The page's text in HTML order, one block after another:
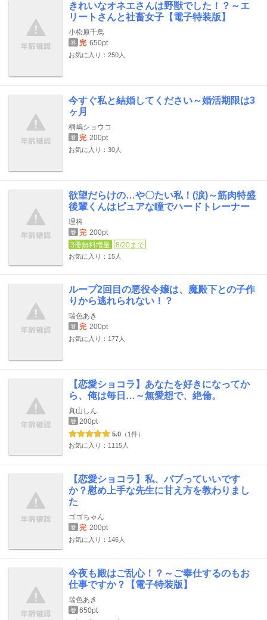
きれいなオネエさんは野獣でした！？～エ
リートさんと社畜女子【電子特装版】
小松原千鳥
巻 完 650pt
お気に入り：250人
今すぐ私と結婚してください～婚活期限は3
ヶ月
桐嶋ショウコ
巻 完 200pt
お気に入り：30人
欲望だらけの…や〇たい私！(涙)～筋肉特盛
後輩くんはピュアな瞳でハードトレーナー
理科
巻 完 200pt
3冊無料増量
8/20まで
お気に入り：15人
ループ2回目の悪役令嬢は、魔殿下との子作
りから逃れられない！？
瑞色あき
巻 完 200pt
お気に入り：177人
【恋愛ショコラ】あなたを好きになってか
ら、俺は毎日…～無愛想で、絶倫。
真山しん
巻 200pt
5.0 （1件）
お気に入り：1115人
【恋愛ショコラ】私、バブっていいです
か？慰め上手な先生に甘え方を教わりまし
た
ゴゴちゃん
巻 完 200pt
お気に入り：146人
今夜も殿はご乱心！？～ご奉仕するのもお
仕事ですか？【電子特装版】
瑞色あき
巻 650pt